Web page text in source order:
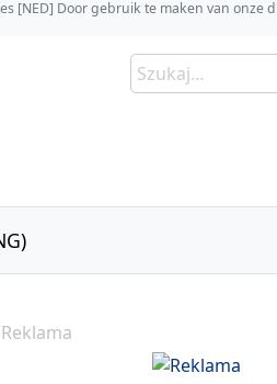
[NED] Door gebruik te maken van onze
Reklama